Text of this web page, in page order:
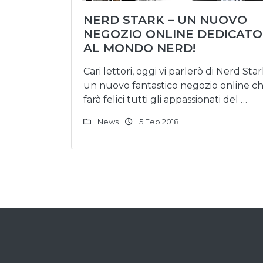
NERD STARK – UN NUOVO
NEGOZIO ONLINE DEDICATO
AL MONDO NERD!
Cari lettori, oggi vi parlerò di Nerd
un nuovo fantastico negozio online
farà felici tutti gli appassionati del …
News 5 Feb 2018